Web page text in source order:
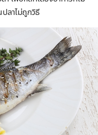
ลาไม่ถูกวิธี